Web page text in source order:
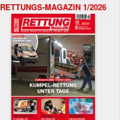
RETTUNGS-MAGAZIN 1/2026